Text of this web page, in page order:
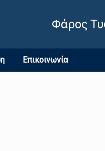
Φάρος
Επικοινωνία